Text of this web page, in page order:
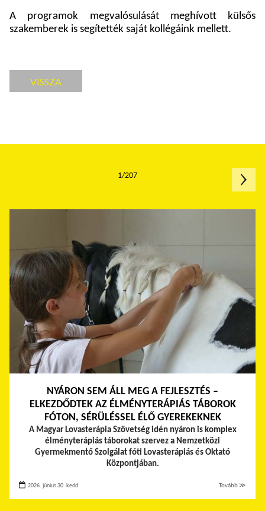
A programok megvalósulását meghívott külsős
szakemberek is segítették saját kollégáink mellett.
VISSZA
NYÁRON SEM ÁLL MEG A FEJLESZTÉS –
ELKEZDŐDTEK AZ ÉLMÉNYTERÁPIÁS TÁBOROK
FÓTON, SÉRÜLÉSSEL ÉLŐ GYEREKEKNEK
A Magyar Lovasterápia Szövetség idén nyáron is komplex
élményterápiás táborokat szervez a Nemzetközi
Gyermekmentő Szolgálat fóti Lovasterápiás és Oktató
Központjában.
2026. június 30. kedd Tovább ≫
1/207